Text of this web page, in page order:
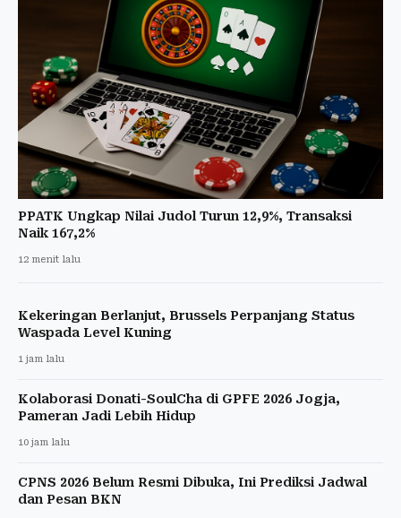
PPATK Ungkap Nilai Judol Turun 12,9%, Transaksi
Naik 167,2%
12 menit lalu
Kekeringan Berlanjut, Brussels Perpanjang Status
Waspada Level Kuning
1 jam lalu
Kolaborasi Donati-SoulCha di GPFE 2026 Jogja,
Pameran Jadi Lebih Hidup
10 jam lalu
CPNS 2026 Belum Resmi Dibuka, Ini Prediksi Jadwal
dan Pesan BKN